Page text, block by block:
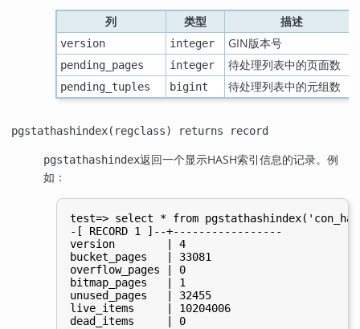
列 类型 描述
version integer GIN版本号
pending_pages integer 待处理列表中的页面数
pending_tuples bigint 待处理列表中的元组数
pgstathashindex(regclass) returns record
pgstathashindex返回一个显示HASH索引信息的记录。例
如：
test=> select * from
-[ RECORD 1 ]--+-----------------
version        | 4
bucket_pages   | 33081
overflow_pages | 0
bitmap_pages   | 1
unused_pages   | 32455
live_items     | 10204006
dead_items     | 0